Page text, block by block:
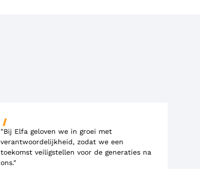
"Bij Elfa geloven we in groei met
verantwoordelijkheid, zodat we een
toekomst veiligstellen voor de generaties na
ons."